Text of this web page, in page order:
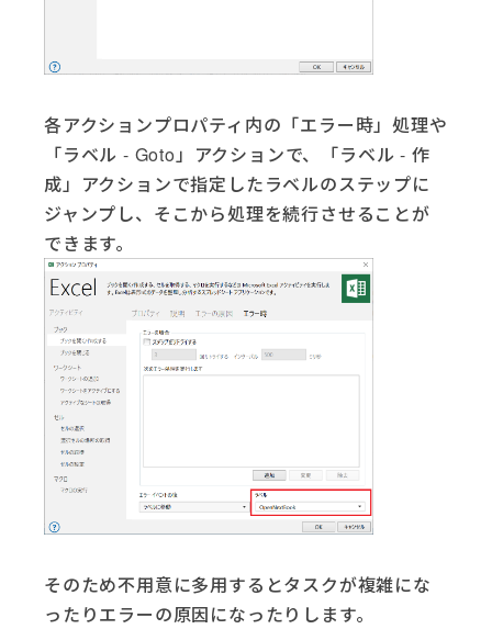
各アクションプロパティ内の「エラー時」処理や
「ラベル - Goto」アクションで、「ラベル - 作
成」アクションで指定したラベルのステップに
ジャンプし、そこから処理を続行させることが
できます。
そのため不用意に多用するとタスクが複雑にな
ったりエラーの原因になったりします。